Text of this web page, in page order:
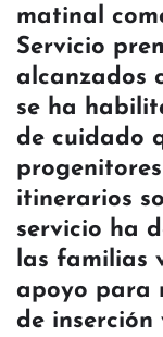
matinal
Servicio
alcanzados
se ha
de cuidado
itinerarios
servicio ha
las familias
apoyo para
de inserción